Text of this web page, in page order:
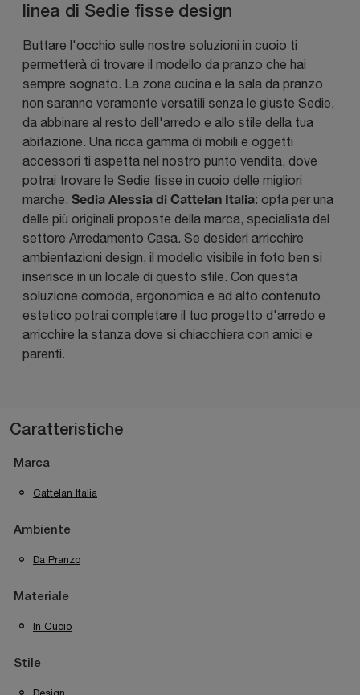
linea di Sedie fisse design
Buttare l'occhio sulle nostre soluzioni in cuoio ti
permetterà di trovare il modello da pranzo che hai
sempre sognato. La zona cucina e la sala da pranzo
non saranno veramente versatili senza le giuste Sedie,
da abbinare al resto dell'arredo e allo stile della tua
abitazione. Una ricca gamma di mobili e oggetti
accessori ti aspetta nel nostro punto vendita, dove
potrai trovare le Sedie fisse in cuoio delle migliori
marche. Sedia Alessia di Cattelan Italia: opta per una
delle più originali proposte della marca, specialista del
settore Arredamento Casa. Se desideri arricchire
ambientazioni design, il modello visibile in foto ben si
inserisce in un locale di questo stile. Con questa
soluzione comoda, ergonomica e ad alto contenuto
estetico potrai completare il tuo progetto d'arredo e
arricchire la stanza dove si chiacchiera con amici e
parenti.
Caratteristiche
Marca
Cattelan Italia
Ambiente
Da Pranzo
Materiale
In Cuoio
Stile